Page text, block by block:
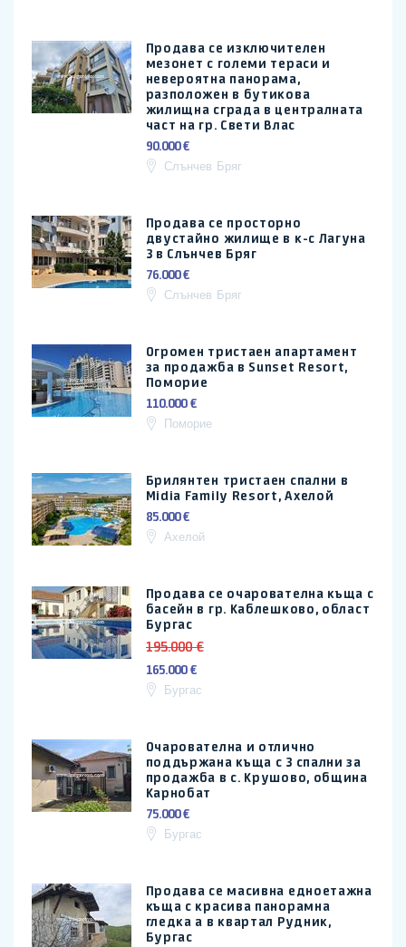
Продава се изключителен
мезонет с големи тераси и
невероятна панорама,
разположен в бутикова
жилищна сграда в централната
част на гр. Свети Влас
90.000 €
Слънчев Бряг
Продава се просторно
двустайно жилище в к-с Лагуна
3 в Слънчев Бряг
76.000 €
Слънчев Бряг
Огромен тристаен апартамент
за продажба в Sunset Resort,
Поморие
110.000 €
Поморие
Брилянтен тристаен спални в
Midia Family Resort, Ахелой
85.000 €
Ахелой
Продава се очарователна къща с
басейн в гр. Каблешково, област
Бургас
195.000 €
165.000 €
Бургас
Очарователна и отлично
поддържана къща с 3 спални за
продажба в с. Крушово, община
Карнобат
75.000 €
Бургас
Продава се масивна едноетажна
къща с красива панорамна
гледка а в квартал Рудник,
Бургас